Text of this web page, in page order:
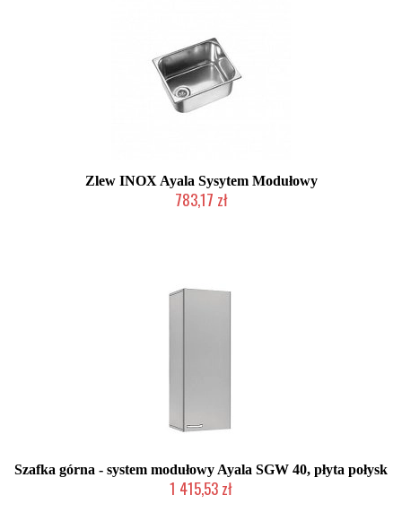
Zlew INOX Ayala Sysytem Modułowy
783,17 zł
Szafka górna - system modułowy Ayala SGW 40, płyta połysk
1 415,53 zł